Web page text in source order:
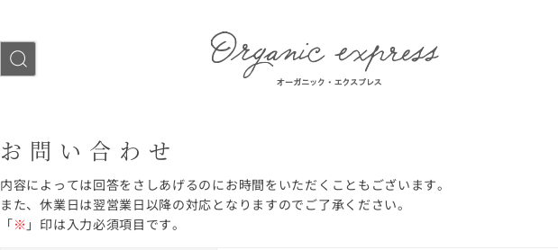
お問い合わせ
内容によっては回答をさしあげるのにお時間をいただくこともございます。
また、休業日は翌営業日以降の対応となりますのでご了承ください。
「※ 」印は入力必須項目です。